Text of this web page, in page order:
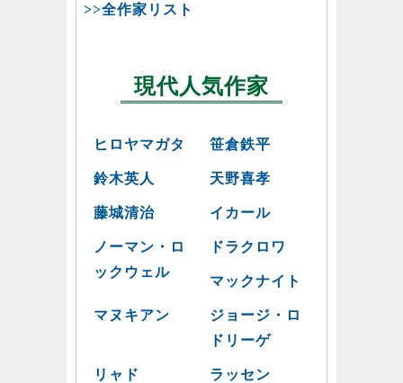
>>全作家リスト
現代人気作家
ヒロヤマガタ 笹倉鉄平
鈴木英人 天野喜孝
藤城清治 イカール
ノーマン・ロ
ックウェル
ドラクロワ
マックナイト
マヌキアン
ジョージ・ロ
ドリーゲ
リャド ラッセン